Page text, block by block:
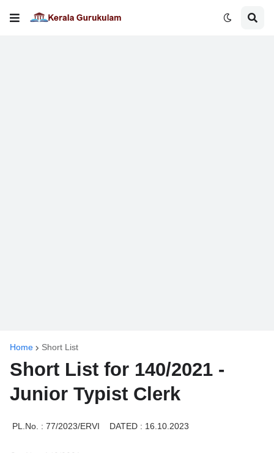
Home Short List
Short List for 140/2021 -
Junior Typist Clerk
PL.No. : 77/2023/ERVI DATED : 16.10.2023